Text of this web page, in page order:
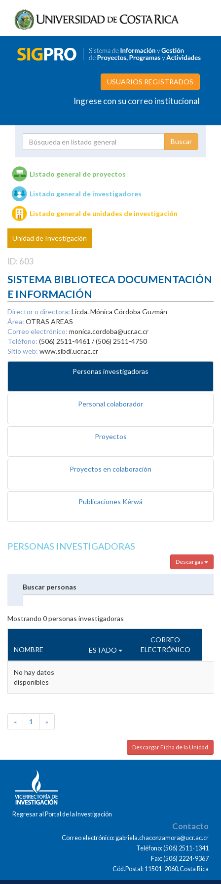
USUARIOS REGISTRADOS
Ingrese con su correo institucional
Unidades de investigación
Listado general de proyectos
Listado general de investigadores
Listado general de unidades de investigación
Unidad de Investigación
ID: 603
SISTEMA BIBLIOTECA DOCUMENTACIÓN
E INFORMACIÓN
Director o directora: Licda. Mónica Córdoba Guzmán
Área: OTRAS AREAS
Correo electrónico: monica.cordoba@ucr.ac.cr
Teléfono: (506) 2511-4461 / (506) 2511-4750
Sitio web: www.sibdi.ucr.ac.cr
Personas investigadoras
Personal colaborador
Proyectos
Proyectos en colaboración
Publicaciones Kérwá
PERSONAS INVESTIGADORAS
Descargas
Buscar personas
Mostrando 0personas investigadoras
NOMBRE ESTADO
CORREO
ELECTRÓNICO
No hay datos
disponibles
« 1 »
Descargar Ficha de la Unidad
Regresar al Portal de la Investigación
Contacto
Correo electrónico: gabriela.chaconzamora@ucr.ac.cr
Teléfono: (506) 2511-1341
Fax: (506) 2224-9367
Cód.Postal: 11501-2060,Costa Rica